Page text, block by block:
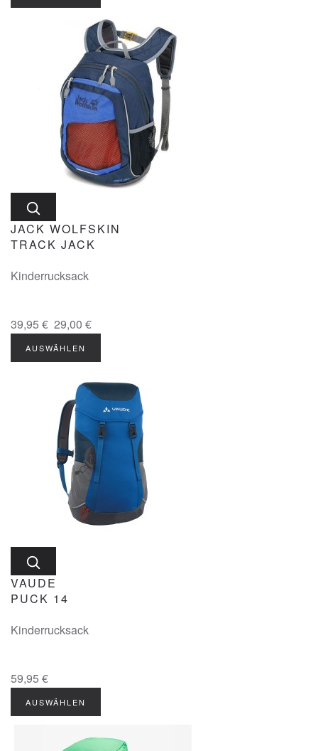
JACK WOLFSKIN
TRACK JACK
Kinderrucksack
39,95 € 29,00 €
AUSWÄHLEN
VAUDE
PUCK 14
Kinderrucksack
59,95 €
AUSWÄHLEN